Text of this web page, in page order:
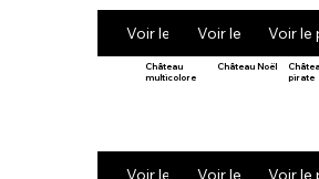
Voir le produitVoir le produit
Voir le
Château
multicolore
Voir le produit
Château Noël
Voir le produit
pirate
Voir le